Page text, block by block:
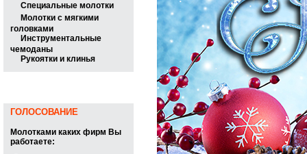
Специальные молотки
Молотки с мягкими
головками
Инструментальные
чемоданы
Рукоятки и клинья
ГОЛОСОВАНИЕ
Молотками каких фирм Вы
работаете: